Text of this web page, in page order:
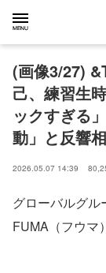
(画像3/27)
己、練習生
ックすぎる
動」と反響
2026.05.07 14:39
グローバルグ
FUMA（フウマ